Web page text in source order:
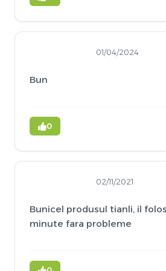
01/04/2024
Bun
0
02/11/2021
Bunicel produsul tianli, il
minute fara probleme